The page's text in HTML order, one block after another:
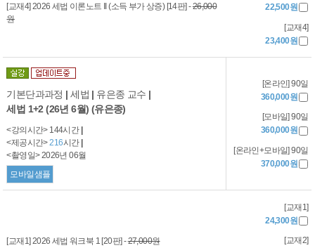
[교재4] 2026 세법 이론노트 II (소득 부가 상증) [14판] -26,000
원
22,500원
[교재4]
23,400원
기본단과과정 | 세법 | 유은종 교수 |
세법 1+2 (26년 6월) (유은종)
<강의시간> 144시간
<제공시간>216시간
<촬영일> 2026년 06월
모바일샘플
[온라인] 90일
360,000원
[모바일] 90일
360,000원
[온라인+모바일] 90일
370,000원
[교재1] 2026 세법 워크북 1 [20판] -27,000원
[교재1]
24,300원
[교재2]